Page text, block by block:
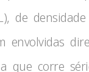
de
envolvidas
que corre